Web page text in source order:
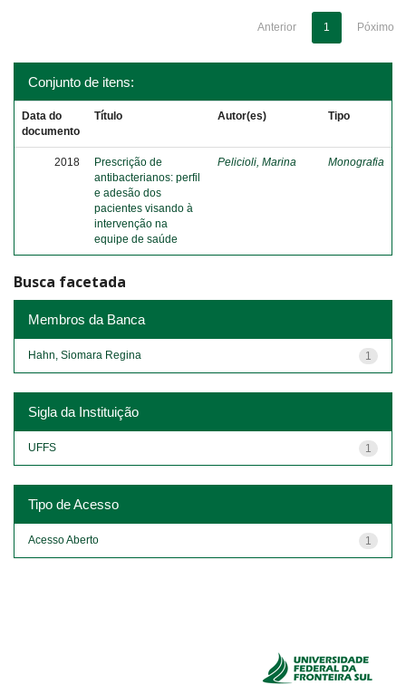
Anterior 1 Póximo
Conjunto de itens:
Data do
documento
Título Autor(es) Tipo
2018
Prescrição de
antibacterianos: perfil
e adesão dos
pacientes visando à
intervenção na
equipe de saúde
Pelicioli, Marina Monografia
Busca facetada
Membros da Banca
1
Hahn, Siomara Regina
Sigla da Instituição
1
UFFS
Tipo de Acesso
1
Acesso Aberto